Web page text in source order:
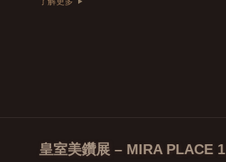
皇室美鑽展 – MIRA PLACE 1